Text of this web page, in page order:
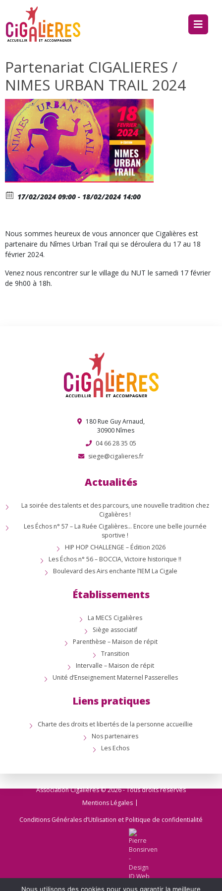
Partenariat CIGALIERES /
NIMES URBAN TRAIL 2024
17/02/2024 09:00 - 18/02/2024 14:00
Nous sommes heureux de vous annoncer que Cigalières est
partenaire du Nîmes Urban Trail qui se déroulera du 17 au 18
février 2024.
Venez nous rencontrer sur le village du NUT le samedi 17 février
de 9h00 à 18h.
180 Rue Guy Arnaud,
30900 Nîmes
04 66 28 35 05
siege@cigalieres.fr
Actualités
La soirée des talents et des parcours, une nouvelle tradition chez
Cigalières !
Les Échos n° 57 – La Ruée Cigalières… Encore une belle journée
sportive !
HIP HOP CHALLENGE – Édition 2026
Les Échos n° 56 – BOCCIA, Victoire historique !!
Boulevard des Airs enchante l’IEM La Cigale
Établissements
La MECS Cigalières
Siège associatif
Parenthèse – Maison de répit
Transition
Intervalle – Maison de répit
Unité d’Enseignement Maternel Passerelles
Liens pratiques
Charte des droits et libertés de la personne accueillie
Nos partenaires
Les Echos
Association Cigalières © 2026 - Tous droits réservés
Mentions Légales
Conditions Générales d’Utilisation et Politique de confidentialité
Nous utilisons des cookies pour vous garantir la meilleure